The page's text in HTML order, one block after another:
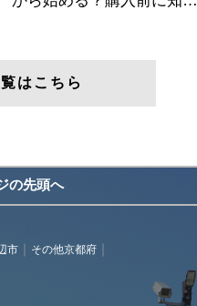
はこちら
の先頭へ
市
その他京都府